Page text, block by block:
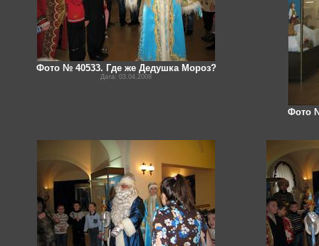
Фото № 40533. Где же Дедушка Мороз?
Дата: 03.04.2008
Фото